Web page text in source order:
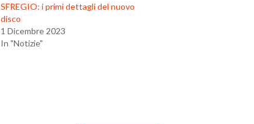
SFREGIO: i primi dettagli del nuovo
disco
1 Dicembre 2023
In "Notizie"